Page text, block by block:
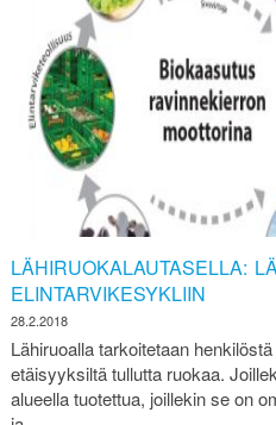
LÄHIRUOKALAUTASELLA:
ELINTARVIKESYKLIIN
28.2.2018
Lähiruoalla tarkoitetaan
etäisyyksiltä tullutta ruokaa.
alueella tuotettua, joillekin se on